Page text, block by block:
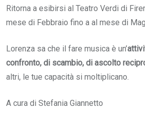
Ritorna a esibirsi al Teatro Verdi di
mese di Febbraio fino a al mese di
Lorenza sa che il fare musica è un’
confronto, di scambio, di ascolto
altri, le tue capacità si moltiplicano.
A cura di Stefania Giannetto